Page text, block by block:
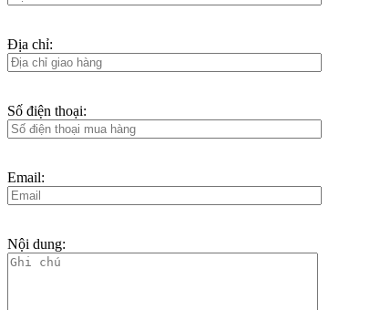
Địa chỉ:
Số điện thoại:
Email:
Nội dung: